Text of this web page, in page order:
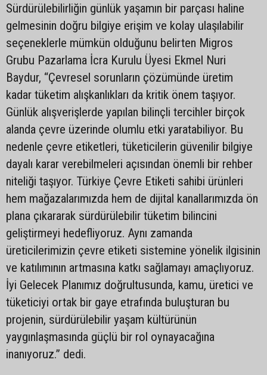
Sürdürülebilirliğin günlük yaşamın bir parçası haline
gelmesinin doğru bilgiye erişim ve kolay ulaşılabilir
seçeneklerle mümkün olduğunu belirten Migros
Grubu Pazarlama İcra Kurulu Üyesi Ekmel Nuri
Baydur, “Çevresel sorunların çözümünde üretim
kadar tüketim alışkanlıkları da kritik önem taşıyor.
Günlük alışverişlerde yapılan bilinçli tercihler birçok
alanda çevre üzerinde olumlu etki yaratabiliyor. Bu
nedenle çevre etiketleri, tüketicilerin güvenilir bilgiye
dayalı karar verebilmeleri açısından önemli bir rehber
niteliği taşıyor. Türkiye Çevre Etiketi sahibi ürünleri
hem mağazalarımızda hem de dijital kanallarımızda ön
plana çıkararak sürdürülebilir tüketim bilincini
geliştirmeyi hedefliyoruz. Aynı zamanda
üreticilerimizin çevre etiketi sistemine yönelik ilgisinin
ve katılımının artmasına katkı sağlamayı amaçlıyoruz.
İyi Gelecek Planımız doğrultusunda, kamu, üretici ve
tüketiciyi ortak bir gaye etrafında buluşturan bu
projenin, sürdürülebilir yaşam kültürünün
yaygınlaşmasında güçlü bir rol oynayacağına
inanıyoruz.” dedi.